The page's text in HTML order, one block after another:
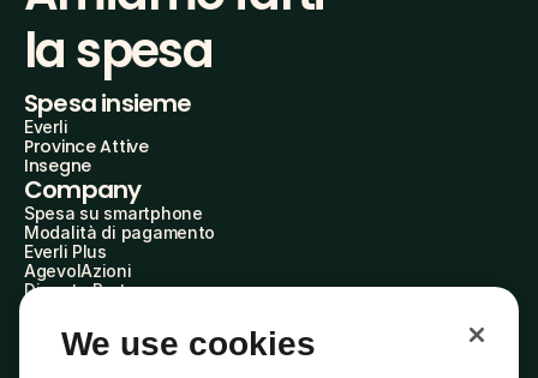
la spesa
Spesa insieme
Everli
Province Attive
Insegne
Company
Spesa su smartphone
Modalità di pagamento
Everli Plus
AgevolAzioni
Diventa Partner
Everli Shoppers
About Us
We use cookies